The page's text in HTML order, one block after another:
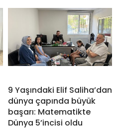
9 Yaşındaki Elif Saliha’dan
dünya çapında büyük
başarı: Matematikte
Dünya 5’incisi oldu